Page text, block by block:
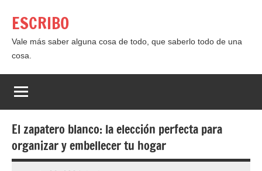
contenido
ESCRIBO
Vale más saber alguna cosa de todo, que saberlo todo de una
cosa.
El zapatero blanco: la elección perfecta para
organizar y embellecer tu hogar